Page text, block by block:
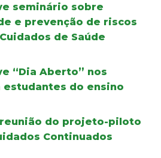
seminário sobre
e prevenção de riscos
de Saúde
“Dia Aberto” nos
do ensino
reunião do projeto-piloto
Continuados